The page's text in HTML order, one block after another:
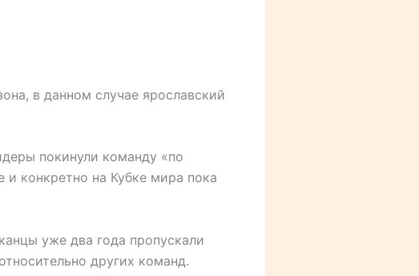
в данном случае ярославский
покинули команду «по
и конкретно на Кубке мира пока
уже два года пропускали
других команд.